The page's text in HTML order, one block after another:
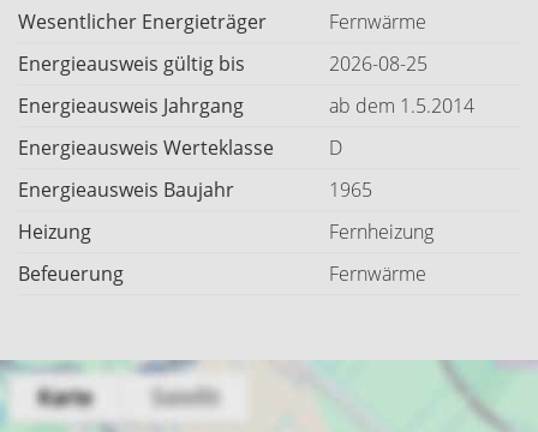
Wesentlicher Energieträger
Fernwärme
Energieausweis gültig bis
2026-08-25
Energieausweis Jahrgang
ab dem 1.5.2014
Energieausweis Werteklasse
D
Energieausweis Baujahr
1965
Heizung
Fernheizung
Befeuerung
Fernwärme